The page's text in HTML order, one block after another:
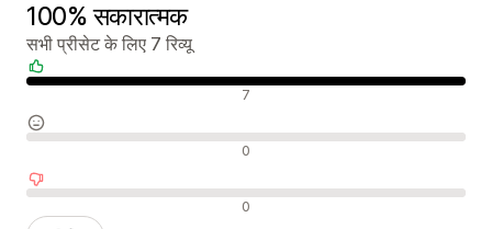
100% सकारात्मक
सभी प्रीसेट के लिए 7 रिव्यू
7
0
0